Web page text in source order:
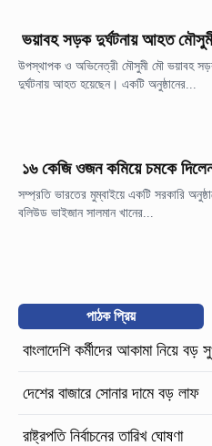
ভয়াবহ সড়ক দুর্ঘটনায় আহত
উপস্থাপক ও অভিনেত্রী মৌসুমী মৌ ভয়াবহ
দুর্ঘটনায় আহত হয়েছেন। একটি অনুষ্ঠানের...
১৬ কেজি ওজন কমিয়ে চমকে
সম্প্রতি ভারতের মুম্বাইয়ে একটি সরকারি
বলিউড ভাইজান সালমান খানের...
পাঠক প্রিয়
বাংলাদেশি কর্মীদের আকামা নিয়ে
দেশের বাজারে সোনার দামে বড় লাফ
রাষ্ট্রপতি নির্বাচনের তারিখ ঘোষণা